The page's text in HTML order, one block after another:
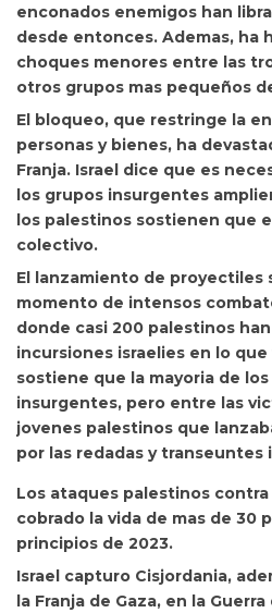
enconados enemigos han
desde entonces. Ademas, ha
choques menores entre las
otros grupos mas pequeños
El bloqueo, que restringe la
personas y bienes, ha
Franja. Israel dice que es
los grupos insurgentes
los palestinos sostienen que
colectivo.
El lanzamiento de proyectiles
momento de intensos
donde casi 200 palestinos
incursiones israelies en lo que
sostiene que la mayoria de
insurgentes, pero entre las
jovenes palestinos que
por las redadas y transeuntes
Los ataques palestinos contra
cobrado la vida de mas de 30
principios de 2023.
Israel capturo Cisjordania,
la Franja de Gaza, en la